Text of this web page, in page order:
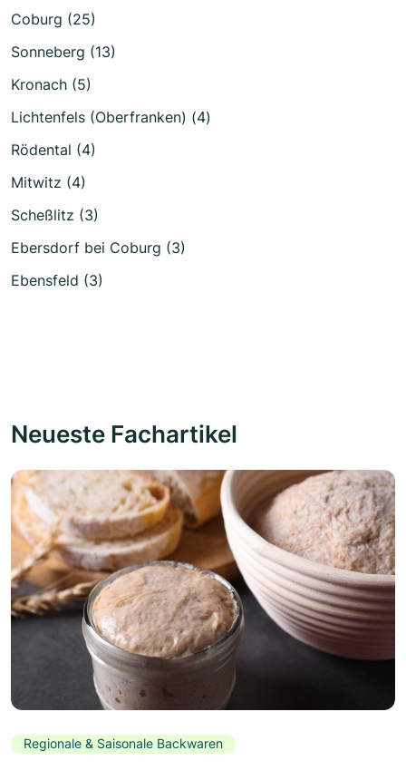
Coburg (25)
Sonneberg (13)
Kronach (5)
Lichtenfels (Oberfranken) (4)
Rödental (4)
Mitwitz (4)
Scheßlitz (3)
Ebersdorf bei Coburg (3)
Ebensfeld (3)
Neueste Fachartikel
Regionale & Saisonale Backwaren